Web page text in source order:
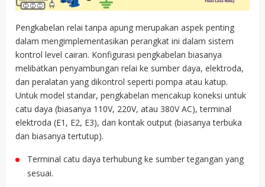
Pengkabelan relai tanpa apung merupakan aspek penting
dalam mengimplementasikan perangkat ini dalam sistem
kontrol level cairan. Konfigurasi pengkabelan biasanya
melibatkan penyambungan relai ke sumber daya, elektroda,
dan peralatan yang dikontrol seperti pompa atau katup.
Untuk model standar, pengkabelan mencakup koneksi untuk
catu daya (biasanya 110V, 220V, atau 380V AC), terminal
elektroda (E1, E2, E3), dan kontak output (biasanya terbuka
dan biasanya tertutup).
Terminal catu daya terhubung ke sumber tegangan yang
sesuai.